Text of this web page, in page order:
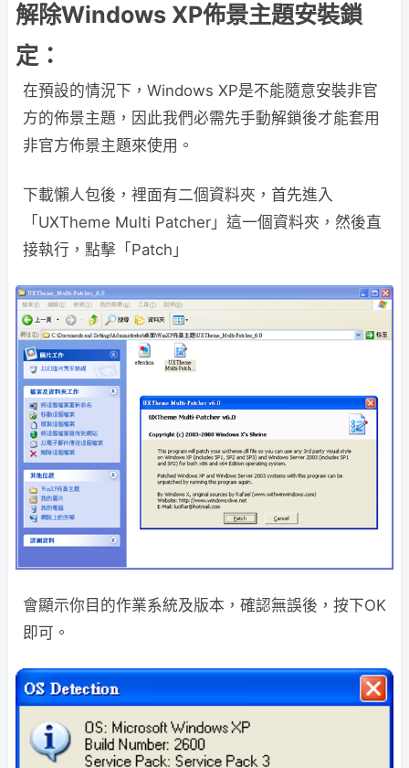
解除Windows XP佈景主題安裝鎖
定：
在預設的情況下，Windows XP是不能隨意安裝非官
方的佈景主題，因此我們必需先手動解鎖後才能套用
非官方佈景主題來使用。
下載懶人包後，裡面有二個資料夾，首先進入
「UXTheme Multi Patcher」這一個資料夾，然後直
接執行，點擊「Patch」
會顯示你目的作業系統及版本，確認無誤後，按下OK
即可。